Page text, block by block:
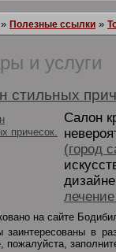
» Полезные ссылки »
и услуги
стильных
Салон
(город
на сайте
заинтересованы в
пожалуйста,